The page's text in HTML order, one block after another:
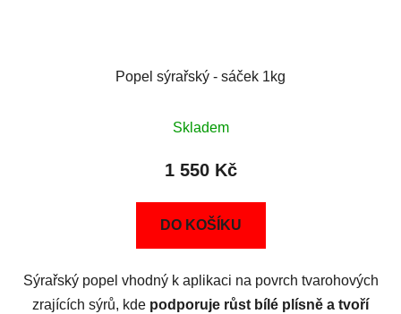
Popel sýrařský - sáček 1kg
Skladem
1 550 Kč
DO KOŠÍKU
Sýrařský popel vhodný k aplikaci na povrch tvarohových
zrajících sýrů, kde podporuje růst bílé plísně a tvoří